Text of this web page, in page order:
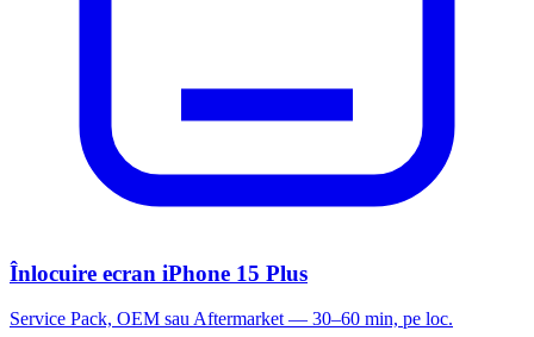
Înlocuire ecran iPhone 15 Plus
Service Pack, OEM sau Aftermarket — 30–60 min, pe loc.